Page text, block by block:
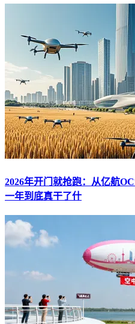
2026年开门就抢跑：从亿航
一年到底真干了什